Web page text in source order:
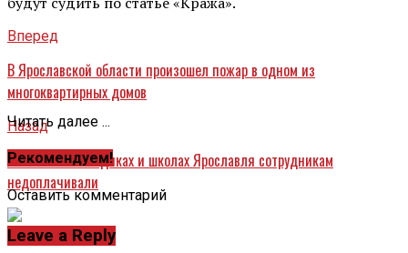
Вперед
В Ярославской области произошел пожар в одном из
многоквартирных домов
Назад
В нескольких садиках и школах Ярославля сотрудникам
недоплачивали
Читать далее ...
Рекомендуем!
Оставить комментарий
Leave a Reply